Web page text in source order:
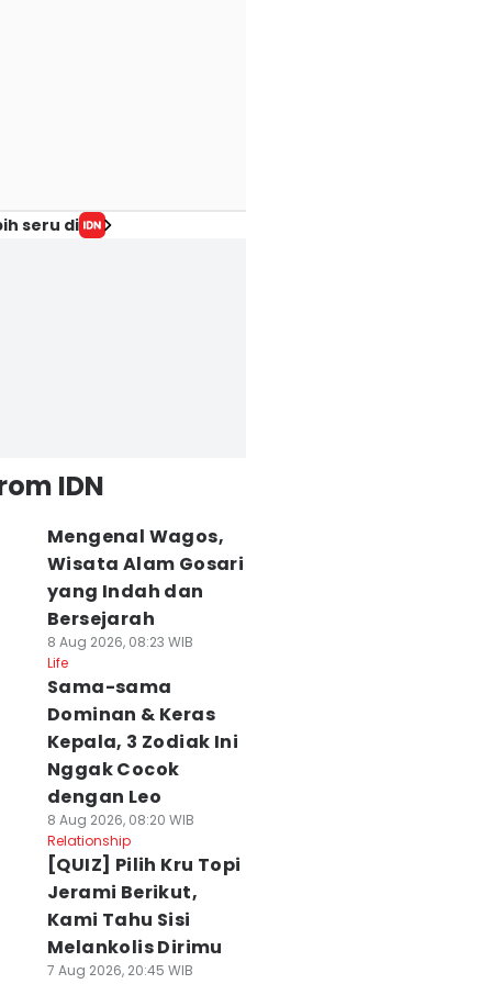
seru di
IDN
Mengenal Wagos,
Wisata Alam Gosari
yang Indah dan
Bersejarah
8 Aug 2026, 08:23 WIB
Life
Sama-sama
Dominan & Keras
Kepala, 3 Zodiak Ini
Nggak Cocok
dengan Leo
8 Aug 2026, 08:20 WIB
Relationship
[QUIZ] Pilih Kru Topi
Jerami Berikut,
Kami Tahu Sisi
Melankolis Dirimu
7 Aug 2026, 20:45 WIB